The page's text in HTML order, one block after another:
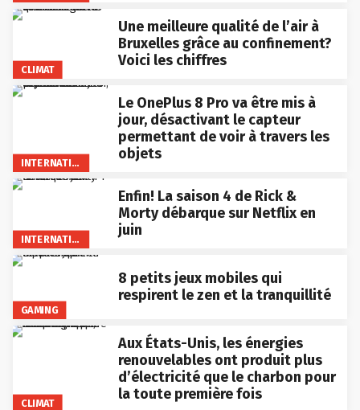
CLIMAT
Une meilleure qualité de l’air à
Bruxelles grâce au confinement?
Voici les chiffres
INTERNATIONAL
Le OnePlus 8 Pro va être mis à
jour, désactivant le capteur
permettant de voir à travers les
objets
INTERNATIONAL
Enfin! La saison 4 de Rick &
Morty débarque sur Netflix en
juin
GAMING
8 petits jeux mobiles qui
respirent le zen et la tranquillité
CLIMAT
Aux États-Unis, les énergies
renouvelables ont produit plus
d’électricité que le charbon pour
la toute première fois